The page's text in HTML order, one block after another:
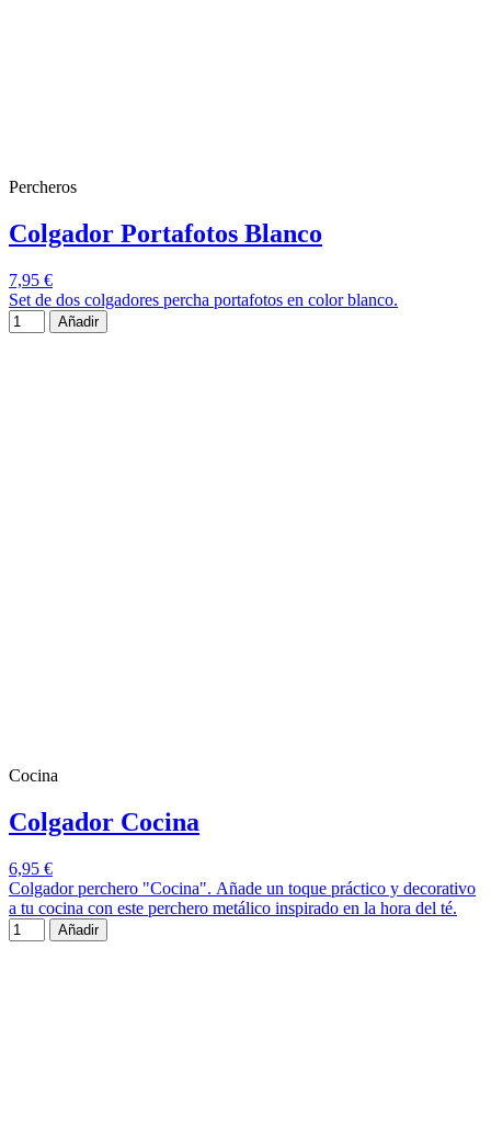
Percheros
Colgador Portafotos Blanco
7,95 €
Set de dos colgadores percha portafotos en color blanco.
Añadir
Cocina
Colgador Cocina
6,95 €
Colgador perchero "Cocina". Añade un toque práctico y decorativo
a tu cocina con este perchero metálico inspirado en la hora del té.
Añadir